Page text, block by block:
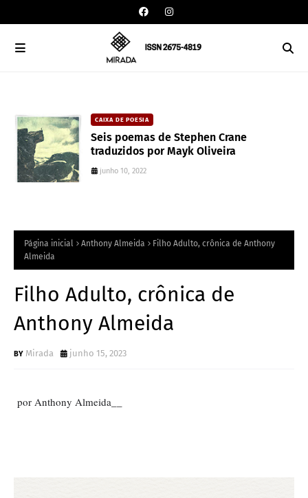
CAIXA DE POESIA
Seis poemas de Stephen Crane
traduzidos por Mayk Oliveira
junho 10, 2022
Página inicial Anthony Almeida
Filho Adulto, crônica de Anthony
Almeida
Filho Adulto, crônica de
Anthony Almeida
Mirada junho 15, 2023
por Anthony Almeida__